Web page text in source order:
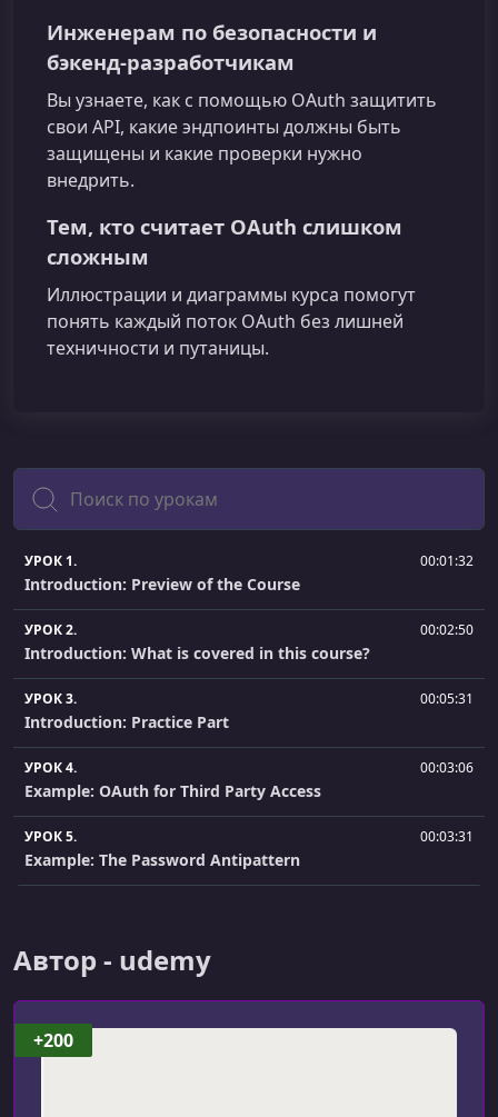
Инженерам по безопасности и
бэкенд‑разработчикам
Вы узнаете, как с помощью OAuth защитить
свои API, какие эндпоинты должны быть
защищены и какие проверки нужно
внедрить.
Тем, кто считает OAuth слишком
сложным
Иллюстрации и диаграммы курса помогут
понять каждый поток OAuth без лишней
техничности и путаницы.
Поиск
УРОК 1. 00:01:32
Introduction: Preview of the Course
УРОК 2. 00:02:50
Introduction: What is covered in this course?
УРОК 3. 00:05:31
Introduction: Practice Part
УРОК 4. 00:03:06
Example: OAuth for Third Party Access
УРОК 5. 00:03:31
Example: The Password Antipattern
УРОК 7.
The Password Anti-Pattern
УРОК 8.
Автор - udemy
+200